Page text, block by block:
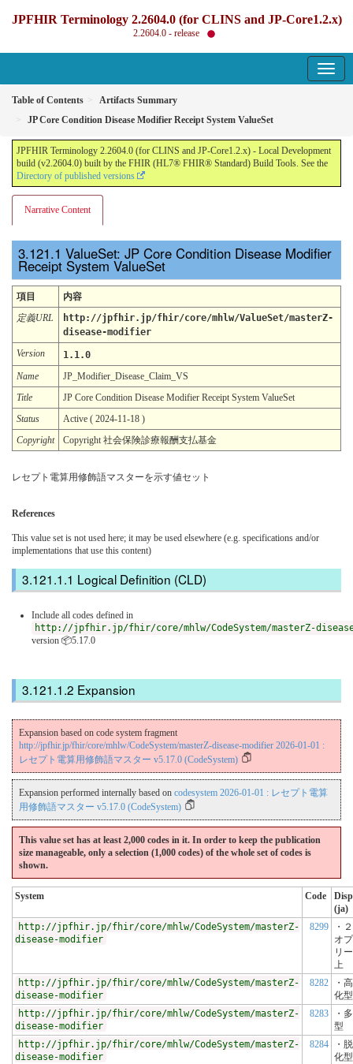
JPFHIR Terminology 2.2604.0 (for CLINS and JP-Core1.2.x)
2.2604.0 - release
Table of Contents
Artifacts Summary
JP Core Condition Disease Modifier Receipt System ValueSet
JPFHIR Terminology 2.2604.0 (for CLINS and JP-Core1.2.x) - Local Development
build (v2.2604.0) built by the FHIR (HL7® FHIR® Standard) Build Tools. See the
Directory of published versions
Narrative Content
ValueSet: JP Core Condition Disease Modifier
Receipt System ValueSet
項目
内容
定義URL
http://jpfhir.jp/fhir/core/mhlw/ValueSet/masterZ-
disease-modifier
Version
1.1.0
Name
JP_Modifier_Disease_Claim_VS
Title
JP Core Condition Disease Modifier Receipt System ValueSet
Status
Active ( 2024-11-18 )
Copyright
Copyright 社会保険診療報酬支払基金
レセプト電算用修飾語マスターを示す値セット
References
This value set is not used here; it may be used elsewhere (e.g. specifications and/or
implementations that use this content)
Logical Definition (CLD)
Include all codes defined in
http://jpfhir.jp/fhir/core/mhlw/CodeSystem/masterZ-
version 📦5.17.0
Expansion
Expansion based on code system fragment
http://jpfhir.jp/fhir/core/mhlw/CodeSystem/masterZ-disease-modifier 2026-01-01 :
レセプト電算用修飾語マスター v5.17.0 (CodeSystem)
Expansion performed internally based on codesystem 2026-01-01 : レセプト電算
用修飾語マスター v5.17.0 (CodeSystem)
This value set has at least 2,000 codes in it. In order to keep the publication
size manageable, only a selection (1,000 codes) of the whole set of codes is
shown.
System Code
(ja)
http://jpfhir.jp/fhir/core/mhlw/CodeSystem/masterZ-
disease-modifier
8299
・
オ
リ
上
http://jpfhir.jp/fhir/core/mhlw/CodeSystem/masterZ-
disease-modifier
8282
・
化型
http://jpfhir.jp/fhir/core/mhlw/CodeSystem/masterZ-
disease-modifier
8283
・
型
http://jpfhir.jp/fhir/core/mhlw/CodeSystem/masterZ-
disease-modifier
8284
・
化型